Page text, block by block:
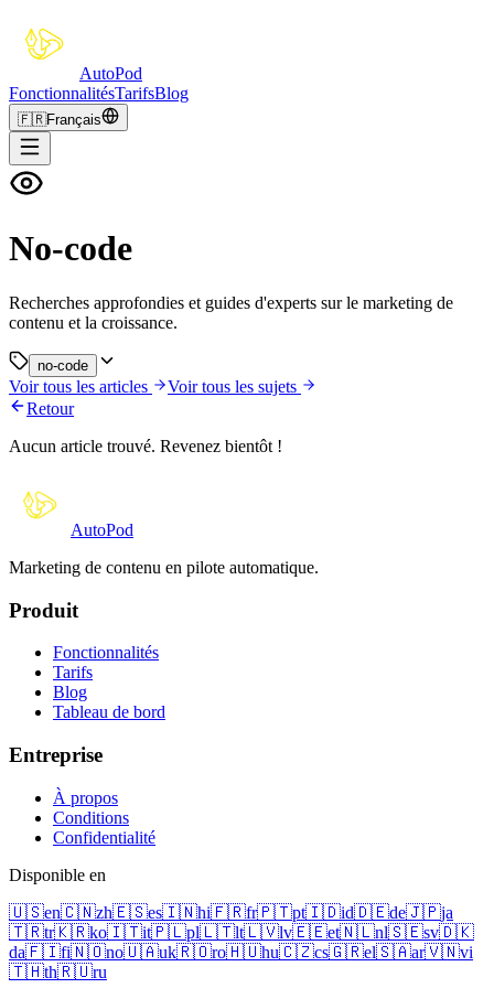
AutoPod
FonctionnalitésTarifsBlog
🇫🇷Français
No-code
Recherches approfondies et guides d'experts sur le marketing de
contenu et la croissance.
no-code
Voir tous les articles
Voir tous les sujets
Retour
Aucun article trouvé. Revenez bientôt !
AutoPod
Marketing de contenu en pilote automatique.
Produit
Fonctionnalités
Tarifs
Blog
Tableau de bord
Entreprise
À propos
Conditions
Confidentialité
Disponible en
🇺🇸en🇨🇳zh🇪🇸es🇮🇳hi🇫🇷fr🇵🇹pt🇮🇩id🇩🇪de🇯🇵ja
🇹🇷tr🇰🇷ko🇮🇹it🇵🇱pl🇱🇹lt🇱🇻lv🇪🇪et🇳🇱nl🇸🇪sv🇩🇰
da🇫🇮fi🇳🇴no🇺🇦uk🇷🇴ro🇭🇺hu🇨🇿cs🇬🇷el🇸🇦ar🇻🇳vi
🇹🇭th🇷🇺ru